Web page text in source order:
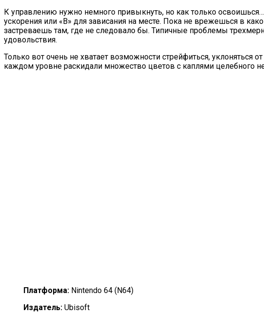
К управлению нужно немного привыкнуть, но как только
ускорения или «В» для зависания на месте. Пока не врежешься в
застреваешь там, где не следовало бы. Типичные проблемы
удовольствия.
Только вот очень не хватает возможности стрейфиться, уклоняться
каждом уровне раскидали множество цветов с каплями целебного
Платформа: Nintendo 64 (N64)
Издатель: Ubisoft